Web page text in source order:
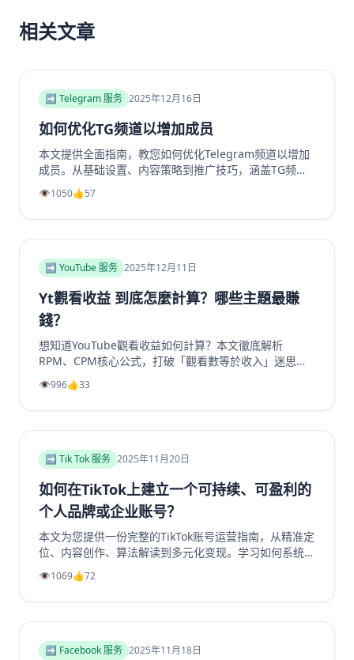
相关文章
➡️ Telegram 服务 2025年12月16日
如何优化TG频道以增加成员
本文提供全面指南，教您如何优化Telegram频道以增加
成员。从基础设置、内容策略到推广技巧，涵盖TG频道
定位、高质量帖子创建、内外推广方法及互动留存策略，
帮助提升频道影响力和成员增长。包括实用SEO建议和专
业工具推荐，如利用涨粉站Telegram增长服务提升频道
👁️1050👍57
➡️ YouTube 服务 2025年12月11日
Yt觀看收益 到底怎麼計算？哪些主題最賺
錢？
想知道YouTube觀看收益如何計算？本文徹底解析
RPM、CPM核心公式，打破「觀看數等於收入」迷思。
深入剖析2025年最具「錢」景的五大內容主題，如金融
投資、科技評測為何CPM最高。更提供超越廣告的多元
變現策略，從頻道會員到品牌合作一次掌握。無論是新手
即了解如何提升你的YouTube视频收益！
👁️996👍33
➡️ Tik Tok 服务 2025年11月20日
如何在TikTok上建立一个可持续、可盈利的
个人品牌或企业账号？
本文为您提供一份完整的TikTok账号运营指南，从精准定
位、内容创作、算法解读到多元化变现。学习如何系统性
地构建一个具有持久生命力和盈利能力的TikTok个人品牌
或企业账号，避免常见陷阱，实现商业增长。掌握核心策
略，玩转TikTok营销。
👁️1069👍72
➡️ Facebook 服务 2025年11月18日